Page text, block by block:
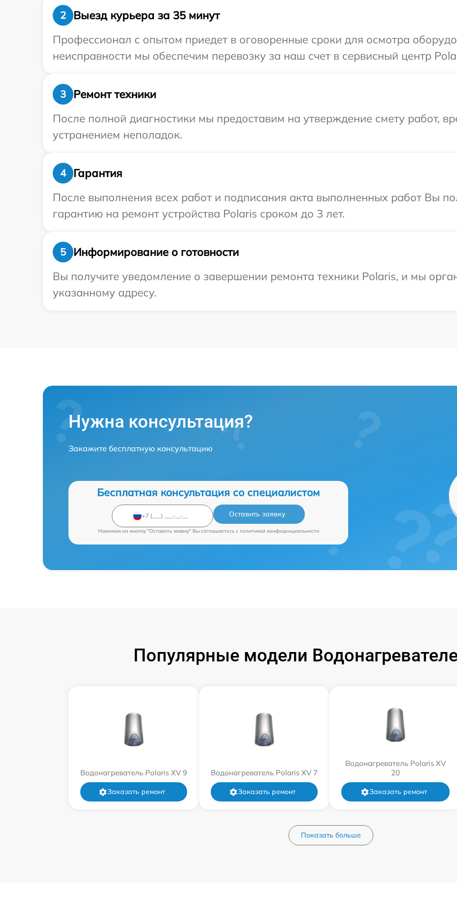
2
Выезд курьера за 35 минут
Профессионал с опытом приедет в оговоренные сроки для осмотра
неисправности мы обеспечим перевозку за наш счет в сервисный центр
3
Ремонт техники
После полной диагностики мы предоставим на утверждение смету работ,
устранением неполадок.
4
Гарантия
После выполнения всех работ и подписания акта выполненных работ Вы
гарантию на ремонт устройства Polaris сроком до 3 лет.
5
Информирование о готовности
Вы получите уведомление о завершении ремонта техники Polaris, и мы
указанному адресу.
Нужна консультация?
Закажите бесплатную консультацию
Бесплатная консультация со специалистом
Оставить заявку
Нажимая на кнопку "Оставить заявку" Вы соглашаетесь c политикой конфиденциальности
Популярные модели
Водонагреватель Polaris XV 9
Заказать ремонт
Водонагреватель Polaris XV 7
Заказать ремонт
Водонагреватель Polaris XV
20
Заказать ремонт
Показать больше